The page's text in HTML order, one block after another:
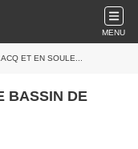
MENU
ET EN SOULE...
BASSIN DE